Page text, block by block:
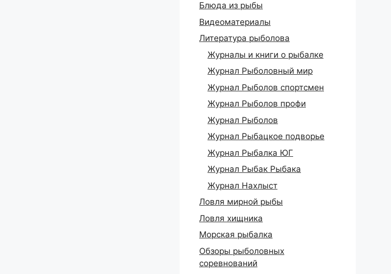
Блюда из рыбы
Видеоматериалы
Литература рыболова
Журналы и книги о рыбалке
Журнал Рыболовный мир
Журнал Рыболов спортсмен
Журнал Рыболов профи
Журнал Рыболов
Журнал Рыбацкое подворье
Журнал Рыбалка ЮГ
Журнал Рыбак Рыбака
Журнал Нахлыст
Ловля мирной рыбы
Ловля хищника
Морская рыбалка
Обзоры рыболовных
соревнований